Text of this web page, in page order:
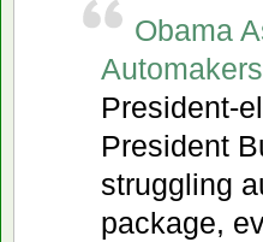
Obama
President-
President
struggling
package,